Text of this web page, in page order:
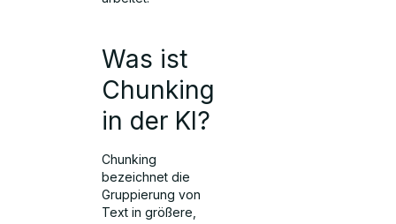
Was ist
Chunking
in der KI?
Chunking
bezeichnet die
Gruppierung von
Text in größere,